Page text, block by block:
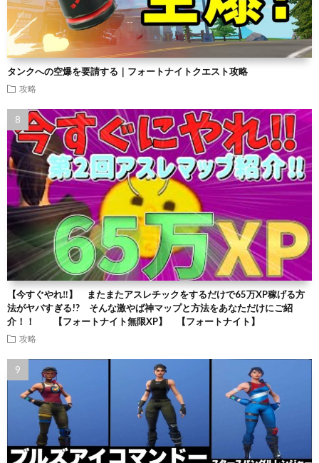
タンクへの空爆を要請する｜フォートナイトクエスト攻略
攻略
【今すぐやれ‼】 またまたアスレチックをするだけで65万XP稼げる方
法がヤバすぎる!? そんな激やば神マップと方法をあなただけにご紹
介！！ 【フォートナイト無限XP】 【フォートナイト】
攻略